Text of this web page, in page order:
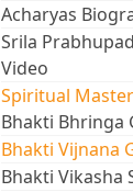
Acharyas
Srila
Video
Spiritual
Bhakti Bhringa
Bhakti Vijnana
Bhakti Vikasha